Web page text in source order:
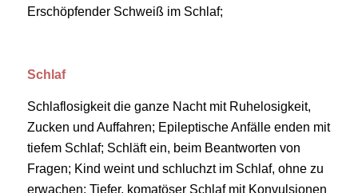
Erschöpfender Schweiß im Schlaf;
Schlaf
Schlaflosigkeit die ganze Nacht mit Ruhelosigkeit,
Zucken und Auffahren; Epileptische Anfälle enden mit
tiefem Schlaf; Schläft ein, beim Beantworten von
Fragen; Kind weint und schluchzt im Schlaf, ohne zu
erwachen; Tiefer, komatöser Schlaf mit Konvulsionen